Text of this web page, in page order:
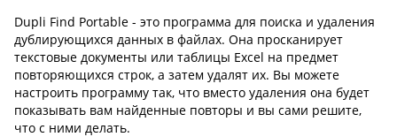
Dupli Find Portable - это программа для поиска и удаления
дублирующихся данных в файлах. Она просканирует
текстовые документы или таблицы Excel на предмет
повторяющихся строк, а затем удалят их. Вы можете
настроить программу так, что вместо удаления она будет
показывать вам найденные повторы и вы сами решите,
что с ними делать.